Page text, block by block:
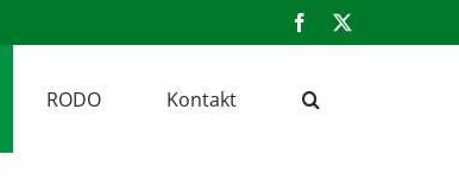
Facebook
RODO Kontakt